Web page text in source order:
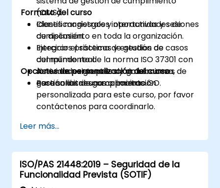
(CMS).
Identificar riesgos y oportunidades de
cumplimiento en toda la organización.
Integrar el sistema de gestión de
cumplimiento de la norma ISO 37301 con
sistemas existentes de gobernanza,
gestión de riesgos o normas ISO.
Formato del curso
Clases magistrales interactivas y sesiones
de discusión.
Ejercicios prácticos y estudios de casos
del mundo real.
Actividades grupales y simulaciones de
escenarios de cumplimiento.
Opciones de personalización del curso
Para solicitar una capacitación
personalizada para este curso, por favor
contáctenos para coordinarlo.
Leer más...
ISO/PAS 21448:2019 – Seguridad de la
Funcionalidad Prevista (SOTIF)